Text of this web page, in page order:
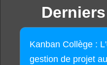
Kanban Collège :
gestion de projet